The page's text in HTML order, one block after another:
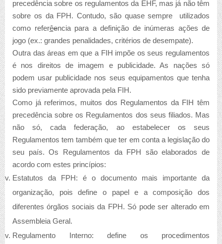
precedência sobre os regulamentos da EHF, mas já não têm
sobre os da FPH. Contudo, são quase sempre utilizados
como referêencia para a definição de inúmeras ações de
jogo (ex.: grandes penalidades, critérios de desempate).
Outra das áreas em que a FIH impõe os seus regulamentos
é nos direitos de imagem e publicidade. As nações só
podem usar publicidade nos seus equipamentos que tenha
sido previamente aprovada pela FIH.
Como já referimos, muitos dos Regulamentos da FIH têm
precedência sobre os Regulamentos dos seus filiados. Mas
não só, cada federação, ao estabelecer os seus
Regulamentos tem também que ter em conta a legislação do
seu país. Os Regulamentos da FPH são elaborados de
acordo com estes princípios:
Estatutos da FPH: é o documento mais importante da
organização, pois define o papel e a composição dos
diferentes órgãos sociais da FPH. Só pode ser alterado em
Assembleia Geral.
Regulamento Interno: define os procedimentos